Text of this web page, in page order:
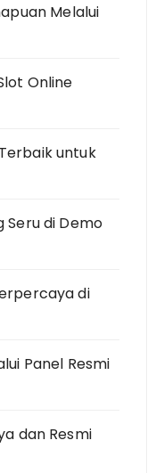
Melalui
Online
untuk
Seru di Demo
di
Panel Resmi
dan Resmi